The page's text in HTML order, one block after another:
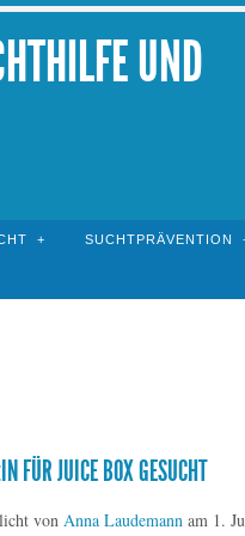
UND
SUCHTPRÄVENTION
FÜR JUICE BOX GESUCHT
von Anna Laudemann am 1.